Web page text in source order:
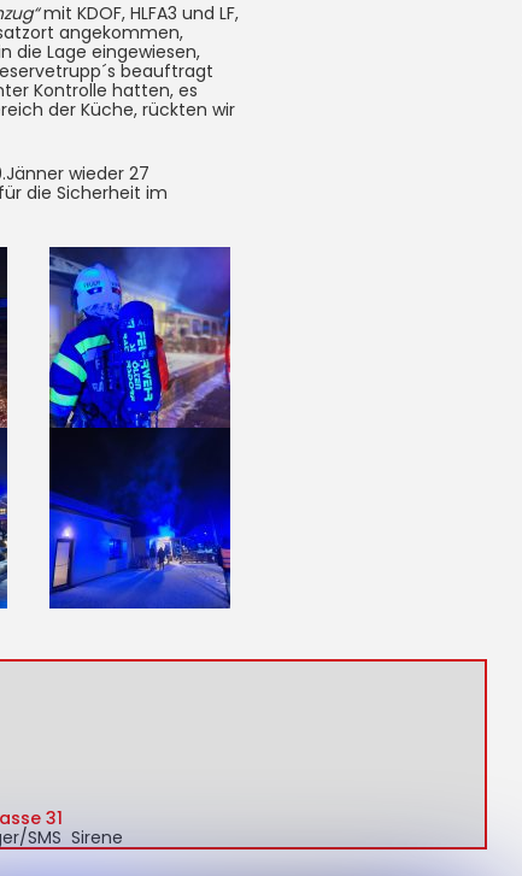
mit KDOF, HLFA3 und LF,
angekommen,
die Lage eingewiesen,
beauftragt
Kontrolle hatten, es
der Küche, rückten wir
wieder 27
die Sicherheit im
31
SMS Sirene